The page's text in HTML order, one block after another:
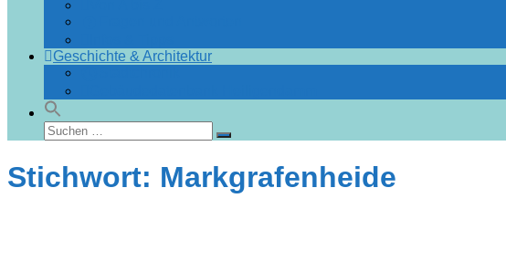
Geschichte & Architektur
Suchen
nach:
Suchen
Stichwort: Markgrafenheide